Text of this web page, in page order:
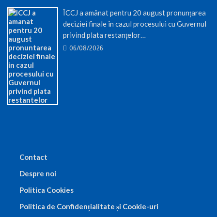
ÎCCJ a amânat pentru 20 august pronunțarea
deciziei finale în cazul procesului cu Guvernul
privind plata restanțelor…
06/08/2026
Contact
Despre noi
Politica Cookies
Politica de Confidențialitate și Cookie-uri